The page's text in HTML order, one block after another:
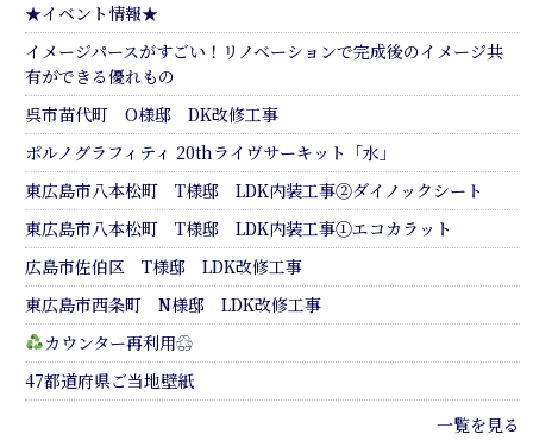
★イベント情報★
イメージパースがすごい！リノベーションで完成後のイメージ共
有ができる優れもの
呉市苗代町 O様邸 DK改修工事
ポルノグラフィティ 20thライヴサーキット「水」
東広島市八本松町 T様邸 LDK内装工事②ダイノックシート
東広島市八本松町 T様邸 LDK内装工事①エコカラット
広島市佐伯区 T様邸 LDK改修工事
東広島市西条町 N様邸 LDK改修工事
カウンター再利用♲
47都道府県ご当地壁紙
一覧を見る